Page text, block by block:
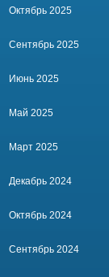
Октябрь 2025
Сентябрь 2025
Июнь 2025
Май 2025
Март 2025
Декабрь 2024
Октябрь 2024
Сентябрь 2024